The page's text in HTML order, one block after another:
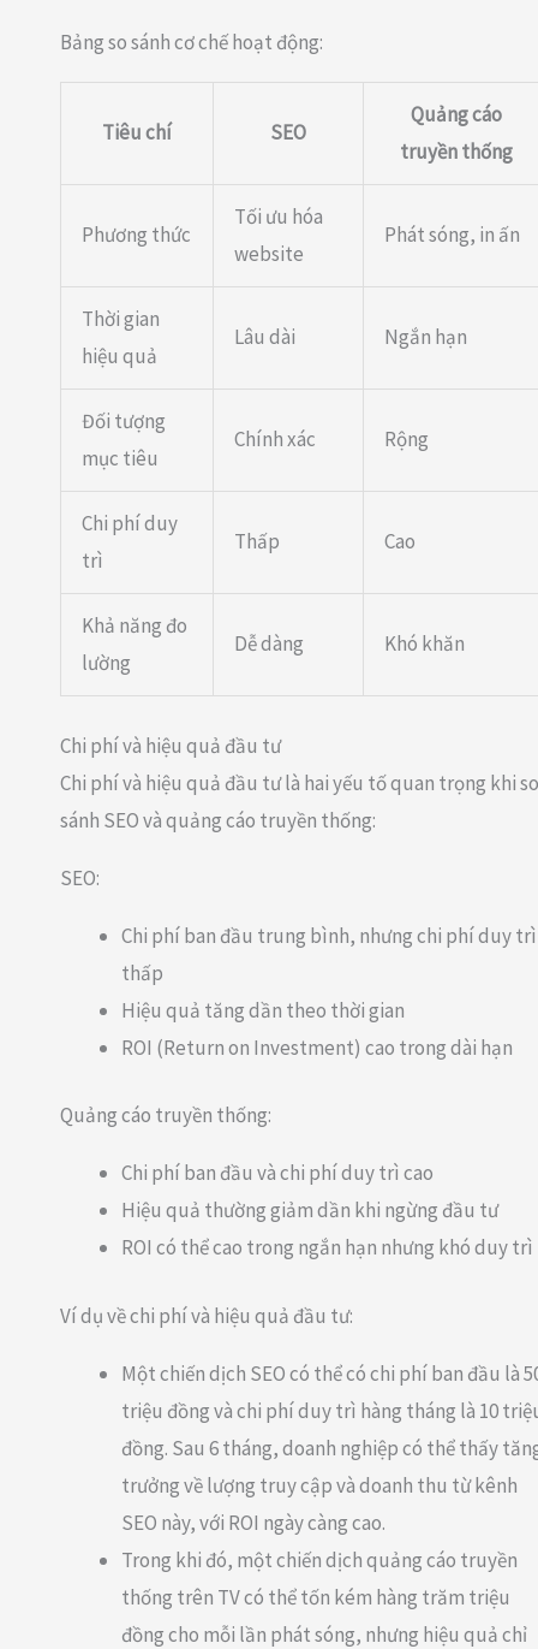
Bảng so sánh cơ chế hoạt động:
Tiêu chí SEO
Quảng cáo
truyền thống
Phương thức
Tối ưu hóa
website
Phát sóng, in ấn
Thời gian
hiệu quả
Lâu dài Ngắn hạn
Đối tượng
mục tiêu
Chính xác Rộng
Chi phí duy
trì
Thấp Cao
Khả năng đo
lường
Dễ dàng Khó khăn
Chi phí và hiệu quả đầu tư
Chi phí và hiệu quả đầu tư là hai yếu tố quan trọng khi so
sánh SEO và quảng cáo truyền thống:
SEO:
Chi phí ban đầu trung bình, nhưng chi phí duy trì
thấp
Hiệu quả tăng dần theo thời gian
ROI (Return on Investment) cao trong dài hạn
Quảng cáo truyền thống:
Chi phí ban đầu và chi phí duy trì cao
Hiệu quả thường giảm dần khi ngừng đầu tư
ROI có thể cao trong ngắn hạn nhưng khó duy trì
Ví dụ về chi phí và hiệu quả đầu tư:
Một chiến dịch SEO có thể có chi phí ban đầu là
triệu đồng và chi phí duy trì hàng tháng là 10
đồng. Sau 6 tháng, doanh nghiệp có thể thấy
trưởng về lượng truy cập và doanh thu từ kênh
SEO này, với ROI ngày càng cao.
Trong khi đó, một chiến dịch quảng cáo truyền
thống trên TV có thể tốn kém hàng trăm triệu
đồng cho mỗi lần phát sóng, nhưng hiệu quả chỉ